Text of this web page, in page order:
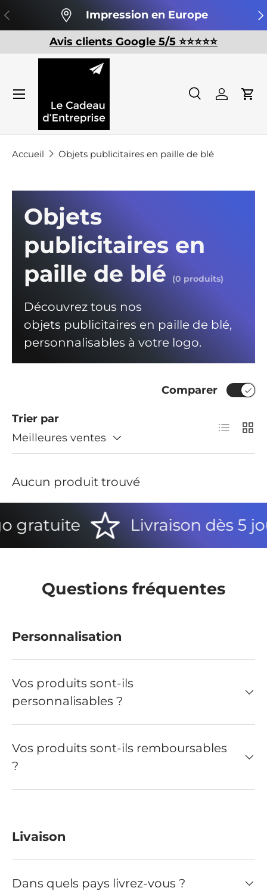
Aller au contenu
Précédent Impression en Europe
Avis clients Google 5/5 ⭐️⭐️⭐️⭐️⭐️
Recherche
Recherche
Se
Accueil Objets publicitaires en paille de blé
Objets
publicitaires en
paille de blé
(0 produits)
Découvrez tous nos
objets publicitaires en paille de blé,
personnalisables à votre logo.
Trier par
Meilleures ventes
Comparer
Liste
Aucun produit trouvé
gratuite Livraison dès 5
Questions fréquentes
Personnalisation
Vos produits sont-ils
personnalisables ?
Vos produits sont-ils remboursables
?
Livaison
Dans quels pays livrez-vous ?